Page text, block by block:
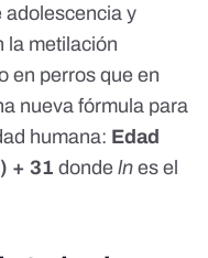
adolescencia y
la metilación
en perros que en
nueva fórmula para
humana: Edad
+ 31 donde ln es el